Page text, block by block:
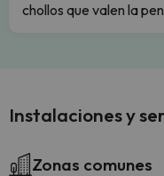
chollos que valen la
Instalaciones y
Zonas comunes